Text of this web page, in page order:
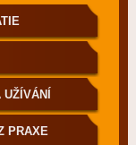
LÉKŮ
LÉKŮ
PRAXE